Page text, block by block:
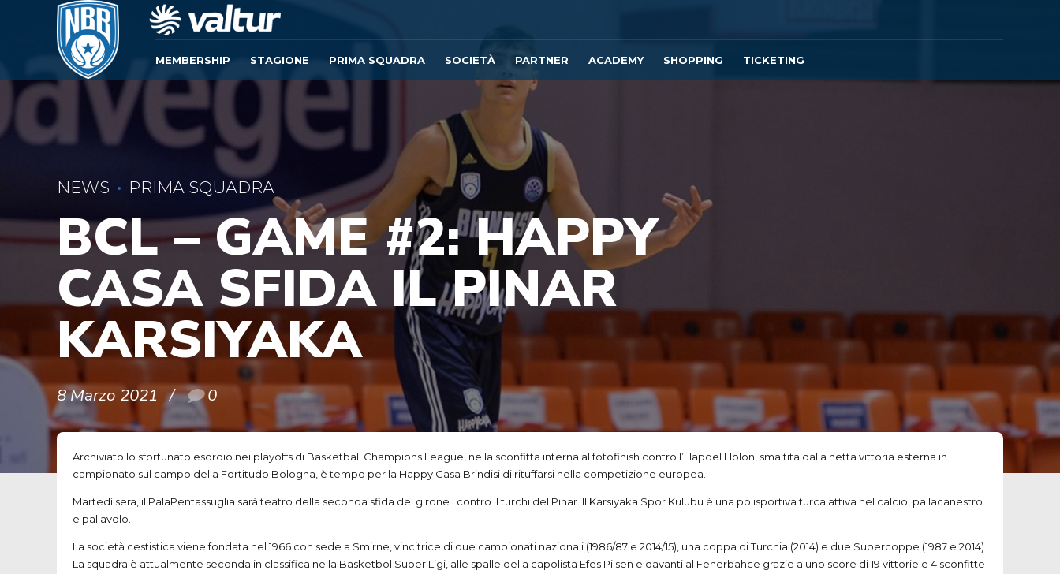
MEMBERSHIP STAGIONE PRIMA SQUADRA SOCIETÀ PARTNER ACADEMY SHOPPING TICKETING
NEWS PRIMA SQUADRA
BCL – GAME #2: HAPPY
CASA SFIDA IL PINAR
KARSIYAKA
8 Marzo 2021 0
Archiviato lo sfortunato esordio nei playoffs di Basketball Champions League, nella sconfitta interna al fotofinish contro l’Hapoel Holon, smaltita dalla netta vittoria esterna in
campionato sul campo della Fortitudo Bologna, è tempo per la Happy Casa Brindisi di rituffarsi nella competizione europea.
Martedì sera, il PalaPentassuglia sarà teatro della seconda sfida del girone I contro il turchi del Pinar. Il Karsiyaka Spor Kulubu è una polisportiva turca attiva nel calcio, pallacanestro
e pallavolo.
La società cestistica viene fondata nel 1966 con sede a Smirne, vincitrice di due campionati nazionali (1986/87 e 2014/15), una coppa di Turchia (2014) e due Supercoppe (1987 e 2014).
La squadra è attualmente seconda in classifica nella Basketbol Super Ligi, alle spalle della capolista Efes Pilsen e davanti al Fenerbahce grazie a uno score di 19 vittorie e 4 sconfitte